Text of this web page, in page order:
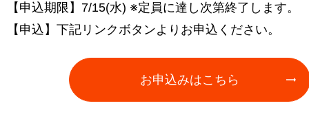
【申込期限】7/15(水) ※定員に達し次第終了します。
【申込】下記リンクボタンよりお申込ください。
お申込みはこちら